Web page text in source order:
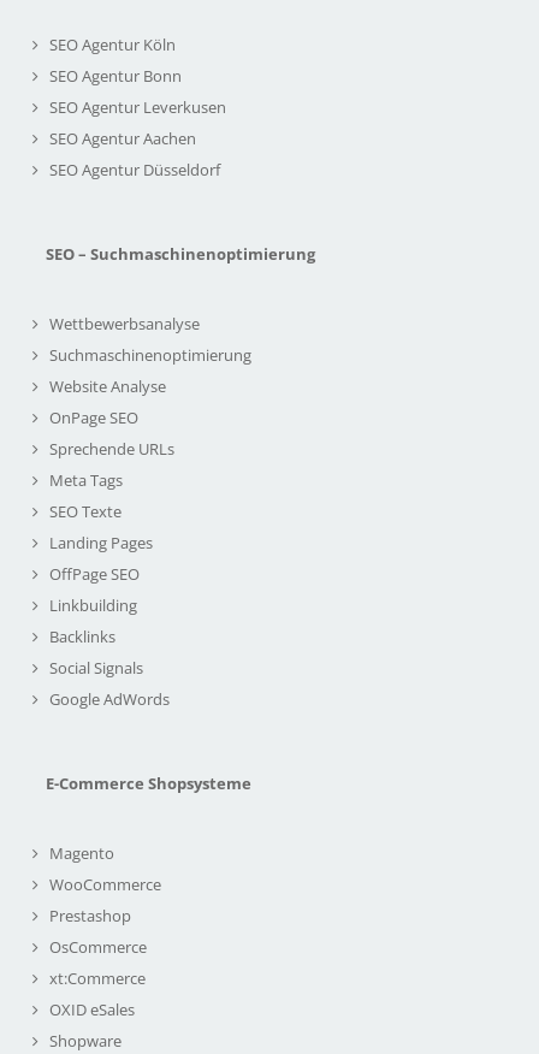
SEO Agentur Köln
SEO Agentur Bonn
SEO Agentur Leverkusen
SEO Agentur Aachen
SEO Agentur Düsseldorf
SEO – Suchmaschinenoptimierung
Wettbewerbsanalyse
Suchmaschinenoptimierung
Website Analyse
OnPage SEO
Sprechende URLs
Meta Tags
SEO Texte
Landing Pages
OffPage SEO
Linkbuilding
Backlinks
Social Signals
Google AdWords
E-Commerce Shopsysteme
Magento
WooCommerce
Prestashop
OsCommerce
xt:Commerce
OXID eSales
Shopware